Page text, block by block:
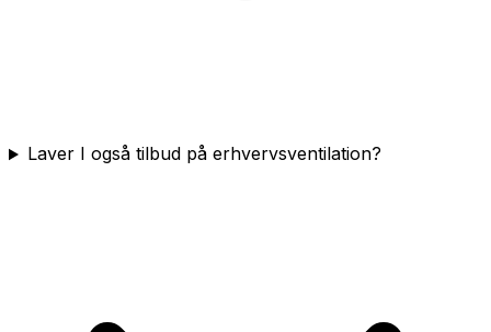
Laver I også tilbud på erhvervsventilation?